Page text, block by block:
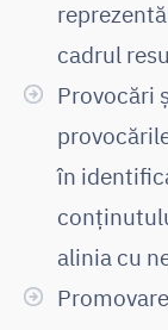
cadrul
Provocări
în
alinia cu